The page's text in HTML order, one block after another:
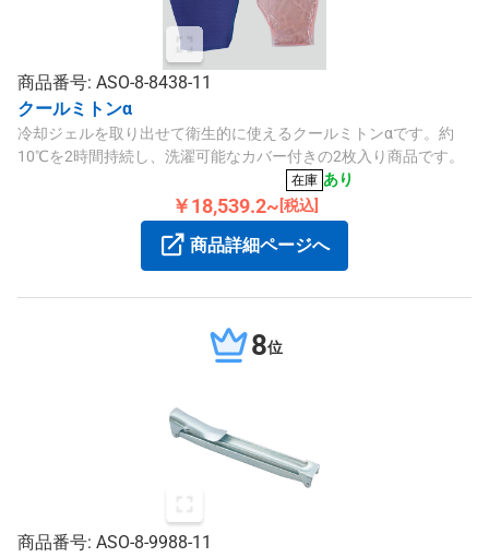
商品番号: ASO-8-8438-11
クールミトンα
冷却ジェルを取り出せて衛生的に使えるクールミトンαです。約
10℃を2時間持続し、洗濯可能なカバー付きの2枚入り商品です。
在庫 あり
￥18,539.2~ [税込]
商品詳細ページへ
8位
商品番号: ASO-8-9988-11